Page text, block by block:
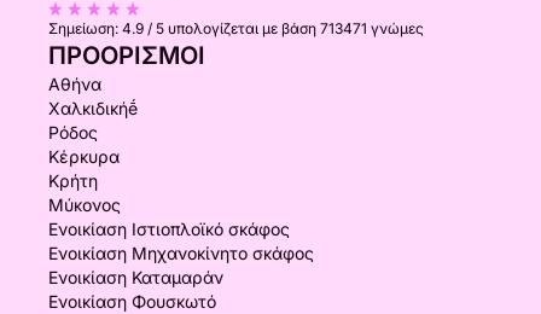
Σημείωση: 4.9 / 5 υπολογίζεται με βάση 713471 γνώμες
ΠΡΟΟΡΙΣΜΟΊ
Αθήνα
Χαλκιδικήḗ
Ρόδος
Κέρκυρα
Κρήτη
Μύκονος
Ενοικίαση Ιστιοπλοϊκό σκάφος
Ενοικίαση Μηχανοκίνητο σκάφος
Ενοικίαση Καταμαράν
Ενοικίαση Φουσκωτό